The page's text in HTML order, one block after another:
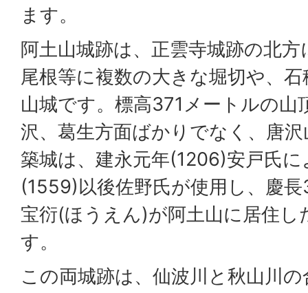
ます。
阿土山城跡は、正雲寺城跡の北
尾根等に複数の大きな堀切や、
山城です。標高371メートルの山
沢、葛生方面ばかりでなく、唐
築城は、建永元年(1206)安戸氏
(1559)以後佐野氏が使用し、慶
宝衍(ほうえん)が阿土山に居住
す。
この両城跡は、仙波川と秋山川